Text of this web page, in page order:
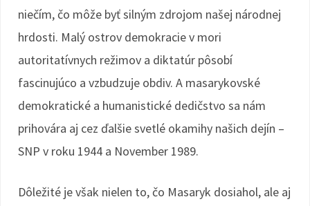
niečím, čo môže byť silným zdrojom našej národnej
hrdosti. Malý ostrov demokracie v mori
autoritatívnych režimov a diktatúr pôsobí
fascinujúco a vzbudzuje obdiv. A masarykovské
demokratické a humanistické dedičstvo sa nám
prihovára aj cez ďalšie svetlé okamihy našich dejín –
SNP v roku 1944 a November 1989.
Dôležité je však nielen to, čo Masaryk dosiahol, ale aj